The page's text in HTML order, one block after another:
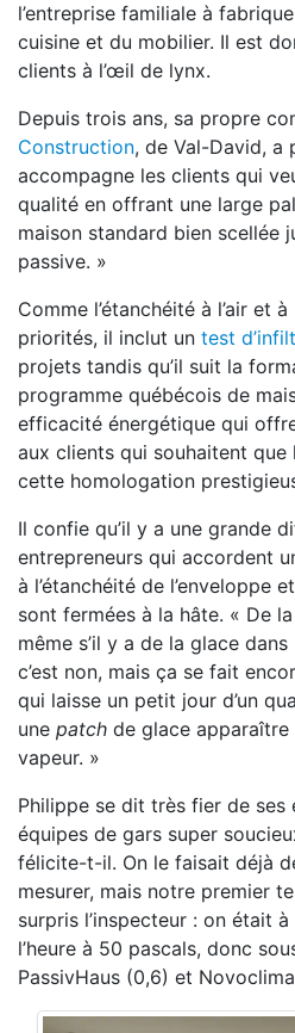
l’entreprise familiale à
cuisine et du mobilier. Il est
clients à l’œil de lynx.
Depuis trois ans, sa propre
Construction, de Val-David, a
accompagne les clients qui
qualité en offrant une large
maison standard bien scellée
passive. »
Comme l’étanchéité à l’air et
priorités, il inclut un test
projets tandis qu’il suit la
programme québécois de
efficacité énergétique qui
aux clients qui souhaitent que
cette homologation
Il confie qu’il y a une grande
entrepreneurs qui accordent
à l’étanchéité de l’enveloppe
sont fermées à la hâte. « De
même s’il y a de la glace
c’est non, mais ça se fait
qui laisse un petit jour d’un
une patch de glace
vapeur. »
Philippe se dit très fier de ses
équipes de gars super
félicite-t-il. On le faisait déjà
mesurer, mais notre premier
surpris l’inspecteur : on était
l’heure à 50 pascals, donc
PassivHaus (0,6) et